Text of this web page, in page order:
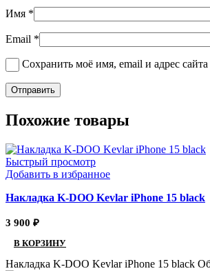
Имя *
Email *
Сохранить моё имя, email и адрес
Похожие товары
Быстрый просмотр
Добавить в избранное
Накладка K-DOO Kevlar iPhone 15 black
3 900 ₽
В КОРЗИНУ
Накладка K-DOO Kevlar iPhone 15 black